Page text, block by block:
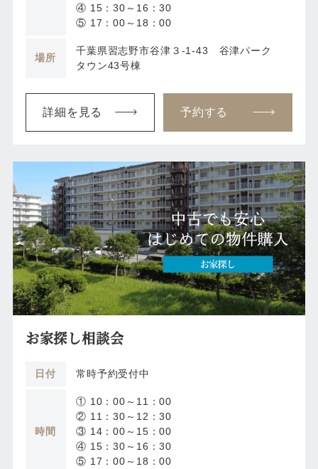
④ 15：30～16：30
⑤ 17：00～18：00
場所
千葉県習志野市谷津３-1-43 谷津パーク
タウン43号棟
詳細を見る 予約する
お家探し相談会
日付 常時予約受付中
時間
① 10：00～11：00
② 11：30～12：30
③ 14：00～15：00
④ 15：30～16：30
⑤ 17：00～18：00